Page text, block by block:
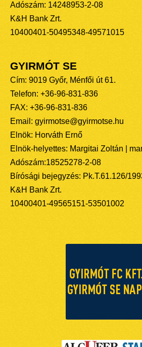
Adószám: 14248953-2-08
K&H Bank Zrt.
10400401-50495348-49571015
GYIRMÓT SE
Cím: 9019 Győr, Ménfői út 61.
Telefon: +36-96-831-836
FAX: +36-96-831-836
Email: gyirmotse@gyirmotse.hu
Elnök: Horváth Ernő
Elnök-helyettes: Margitai Zoltán |
Adószám:18525278-2-08
Bírósági bejegyzés: Pk.T.61.126/
K&H Bank Zrt.
10400401-49565151-53501002